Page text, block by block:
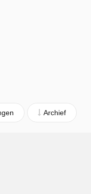
Archief